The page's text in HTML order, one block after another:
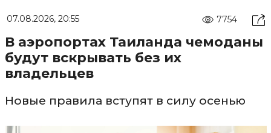
07.08.2026, 20:55 7754
В аэропортах Таиланда чемоданы
будут вскрывать без их
владельцев
Новые правила вступят в силу осенью